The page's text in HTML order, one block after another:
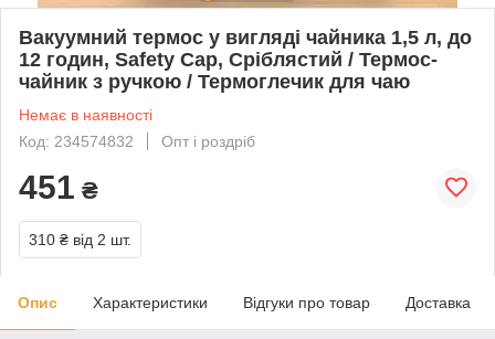
Вакуумний термос у вигляді чайника 1,5 л, до
12 годин, Safety Cap, Сріблястий / Термос-
чайник з ручкою / Термоглечик для чаю
Немає в наявності
Код: 234574832
Опт і роздріб
451 ₴
310 ₴ від 2 шт.
Опис Характеристики Відгуки про товар Доставка